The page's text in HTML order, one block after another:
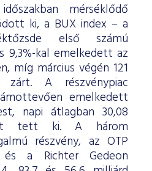
mérséklődő
ki, a BUX index – a
első számú
9,3%-kal emelkedett az
míg március végén 121
zárt. A részvénypiac
emelkedett
napi átlagban 30,08
tett ki. A három
részvény, az OTP
a Richter Gedeon